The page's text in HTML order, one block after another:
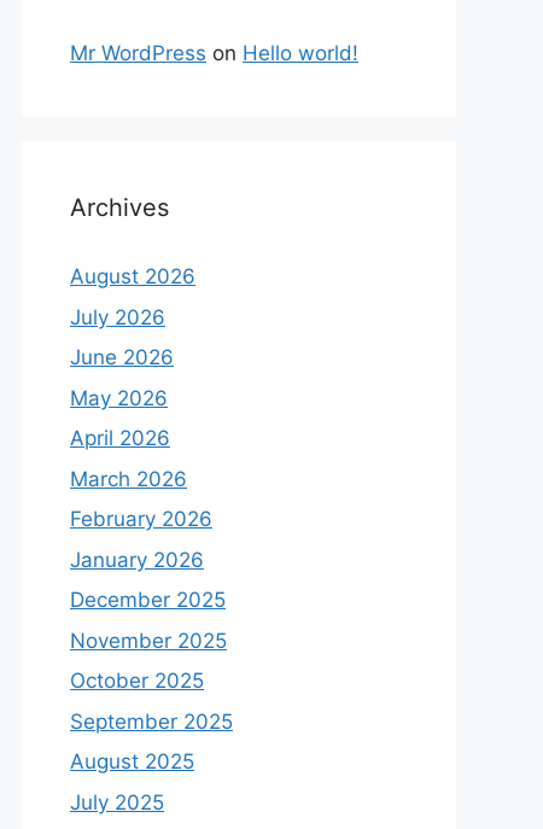
Mr WordPress on Hello world!
Archives
August 2026
July 2026
June 2026
May 2026
April 2026
March 2026
February 2026
January 2026
December 2025
November 2025
October 2025
September 2025
August 2025
July 2025